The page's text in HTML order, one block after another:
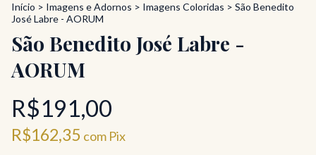
Início > Imagens e Adornos > Imagens Coloridas > São Benedito
José Labre - AORUM
São Benedito José Labre -
AORUM
R$191,00
R$162,35 com Pix